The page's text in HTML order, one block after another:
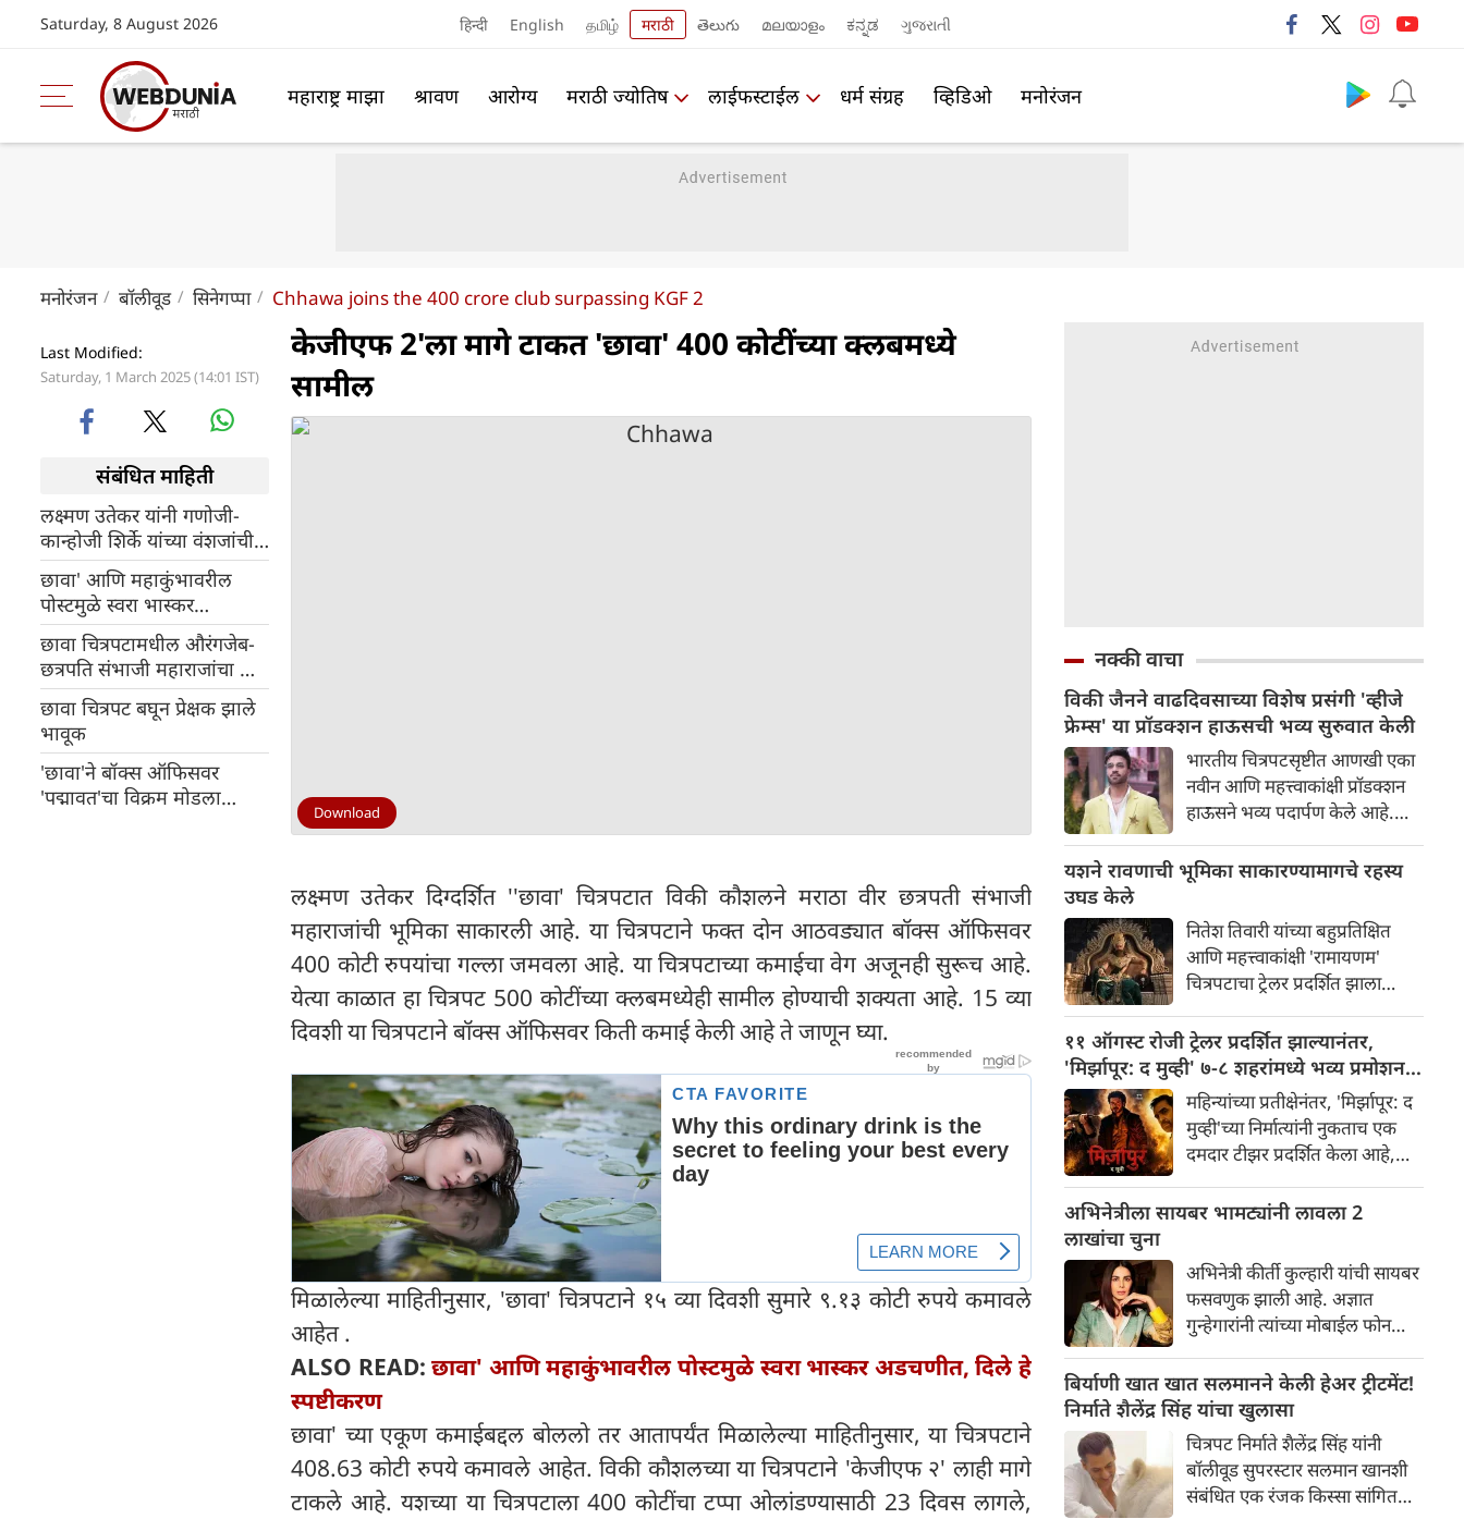
Saturday, 8 August 2026 हिन्दी English தமிழ் मराठी తెలుగు മലയാളം ಕನ್ನಡ ગુજરાતી
महाराष्ट्र माझा श्रावण आरोग्य मराठी ज्योतिष लाईफस्टाईल धर्म संग्रह व्हिडिओ मनोरंजन
मनोरंजन बॉलीवूड सिनेगप्पा Chhawa joins the 400 crore club surpassing KGF 2
Last Modified:
Saturday, 1 March 2025 (14:01 IST)
संबंधित माहिती
लक्ष्मण उतेकर यांनी गणोजी-
कान्होजी शिर्के यांच्या वंशजांची
माफी मागितली
छावा' आणि महाकुंभावरील
पोस्टमुळे स्वरा भास्कर
अडचणीत, दिले हे स्पष्टीकरण
छावा चित्रपटामधील औरंगजेब-
छत्रपति संभाजी महाराजांचा सीन
पाहून चाहत्याने संतापून
थिएटरचा पडदा फाडला
छावा चित्रपट बघून प्रेक्षक झाले
भावूक
'छावा'ने बॉक्स ऑफिसवर
'पद्मावत'चा विक्रम मोडला
केजीएफ 2'ला मागे टाकत 'छावा' 400 कोटींच्या क्लबमध्ये
सामील
Download
लक्ष्मण उतेकर दिग्दर्शित ''छावा' चित्रपटात विकी कौशलने मराठा वीर छत्रपती संभाजी
महाराजांची भूमिका साकारली आहे. या चित्रपटाने फक्त दोन आठवड्यात बॉक्स ऑफिसवर
400 कोटी रुपयांचा गल्ला जमवला आहे. या चित्रपटाच्या कमाईचा वेग अजूनही सुरूच आहे.
येत्या काळात हा चित्रपट 500 कोटींच्या क्लबमध्येही सामील होण्याची शक्यता आहे. 15 व्या
दिवशी या चित्रपटाने बॉक्स ऑफिसवर किती कमाई केली आहे ते जाणून घ्या.
मिळालेल्या माहितीनुसार, 'छावा' चित्रपटाने १५ व्या दिवशी सुमारे ९.१३ कोटी रुपये कमावले
आहेत .
ALSO READ:छावा' आणि महाकुंभावरील पोस्टमुळे स्वरा भास्कर अडचणीत, दिले हे
स्पष्टीकरण
छावा' च्या एकूण कमाईबद्दल बोललो तर आतापर्यंत मिळालेल्या माहितीनुसार, या चित्रपटाने
408.63 कोटी रुपये कमावले आहेत. विकी कौशलच्या या चित्रपटाने 'केजीएफ २' लाही मागे
टाकले आहे. यशच्या या चित्रपटाला 400 कोटींचा टप्पा ओलांडण्यासाठी 23 दिवस लागले,
नक्की वाचा
विकी जैनने वाढदिवसाच्या विशेष प्रसंगी 'व्हीजे
फ्रेम्स' या प्रॉडक्शन हाऊसची भव्य सुरुवात केली
भारतीय चित्रपटसृष्टीत आणखी एका
नवीन आणि महत्त्वाकांक्षी प्रॉडक्शन
हाऊसने भव्य पदार्पण केले आहे.
जैनने आपल्या वाढदिवसाच्या विशेष
प्रसंगी 'व्हीजे फ्रेम्स' या आपल्या नवीन
प्रॉडक्शन बॅनरची अधिकृतपणे घोषणा
केली. या नवीन बॅनरचा पहिला
प्रकल्प इतका भव्य आहे की त्याने
चाहत्यांमध्ये आधीच खळबळ उडवून
दिली आहे.
यशने रावणाची भूमिका साकारण्यामागचे रहस्य
उघड केले
नितेश तिवारी यांच्या बहुप्रतिक्षित
आणि महत्त्वाकांक्षी 'रामायणम'
चित्रपटाचा ट्रेलर प्रदर्शित झाला
चित्रपटसृष्टीत खळबळ उडाली आहे.
चित्रपटातील कलाकार आणि
भव्यतेची मोठ्या प्रमाणावर चर्चा होत
असली तरी, ज्या एका गोष्टीने
सर्वाधिक लक्ष वेधून घेतले आहे आणि
प्रेक्षकांना रोमांचित केले आहे, ती
म्हणजे 'रॉकिंग स्टार' यशने
साकारलेली रावणाची भूमिका.
११ ऑगस्ट रोजी ट्रेलर प्रदर्शित झाल्यानंतर,
'मिर्झापूर: द मुव्ही' ७-८ शहरांमध्ये भव्य प्रमोशन
करणार
महिन्यांच्या प्रतीक्षेनंतर, 'मिर्झापूर: द
मुव्ही'च्या निर्मात्यांनी नुकताच एक
दमदार टीझर प्रदर्शित केला आहे,
फ्रँचायझीच्या मोठ्या पडद्यावरील
आहे. पंकज त्रिपाठी, अली फजल
आणि दिव्येंदू शर्मा पुन्हा एकदा
त्यांच्या चाहत्यांच्या आवडत्या भूमिका
साकारत आहे.
अभिनेत्रीला सायबर भामट्यांनी लावला 2
लाखांचा चुना
अभिनेत्री कीर्ती कुल्हारी यांची सायबर
फसवणुक झाली आहे. अज्ञात
गुन्हेगारांनी त्यांच्या मोबाईल फोन
प्रवेश मिळवून अवघ्या काही मिनिटांत
त्यांची ₹२४३,८५२ ची फसवणूक
केली. अभिनेत्रीच्या तक्रारीच्या
आधारे, आंबोली पोलिसांनी गुन्हा
दाखल करून तपास सुरू केला आहे.
बिर्याणी खात खात सलमानने केली हेअर ट्रीटमेंट!
निर्माते शैलेंद्र सिंह यांचा खुलासा
चित्रपट निर्माते शैलेंद्र सिंह यांनी
बॉलीवूड सुपरस्टार सलमान खानशी
संबंधित एक रंजक किस्सा सांगितला